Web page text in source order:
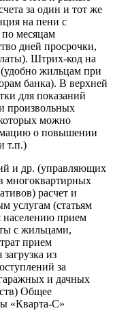
за один и тот же
на пени с
месяцам
дней просрочки,
Штрих-код на
жильцам при
банка). В верхней
для показаний
произвольных
можно
о повышении
т.п.)
и др. (управляющих
многоквартирных
расчет и
услугам (статьям
населению прием
с жильцами,
прием
из
за
и дачных
Общее
«Кварта-С»